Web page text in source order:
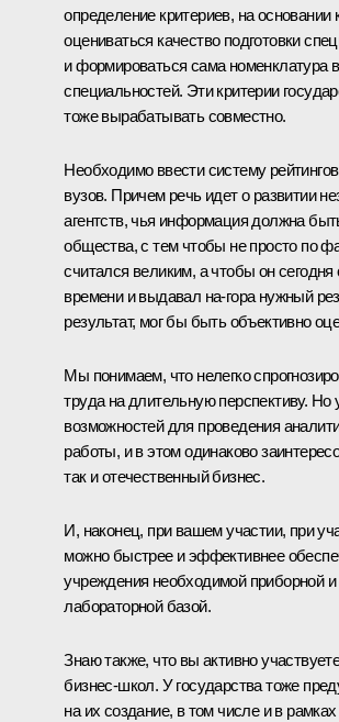
определение критериев, на
оцениваться качество подготовки
и формироваться сама номенклатура
специальностей. Эти критерии
тоже вырабатывать совместно.
Необходимо ввести систему
вузов. Причем речь идет о развитии
агентств, чья информация должна
общества, с тем чтобы не просто по
считался великим, а чтобы он
времени и выдавал на-гора нужный
результат, мог бы быть объективно
Мы понимаем, что нелегко
труда на длительную перспективу. Но
возможностей для проведения
работы, и в этом одинаково
так и отечественный бизнес.
И, наконец, при вашем участии, при
можно быстрее и эффективнее
учреждения необходимой приборной
лабораторной базой.
Знаю также, что вы активно
бизнес-школ. У государства тоже
на их создание, в том числе и в